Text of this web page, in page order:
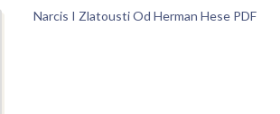
Narcis I Zlatousti Od Herman Hese PDF